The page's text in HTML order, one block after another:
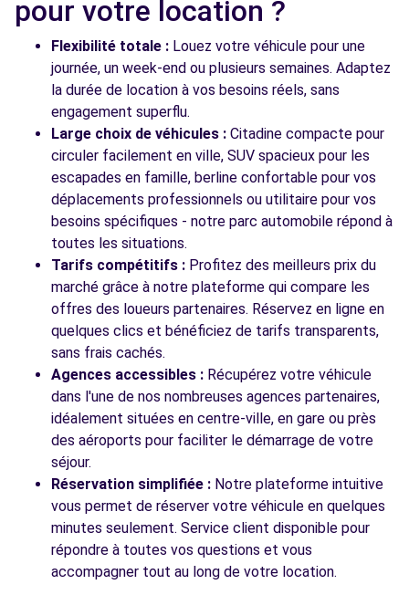
GASNY (C)
km
ROUTE DE FOURGES
GASNY, 27620
Voir l'agence
pour votre location ?
Flexibilité totale : Louez votre véhicule pour une
journée, un week-end ou plusieurs semaines. Adaptez
la durée de location à vos besoins réels, sans
engagement superflu.
Large choix de véhicules : Citadine compacte pour
circuler facilement en ville, SUV spacieux pour les
escapades en famille, berline confortable pour vos
déplacements professionnels ou utilitaire pour vos
besoins spécifiques - notre parc automobile répond à
toutes les situations.
Tarifs compétitifs : Profitez des meilleurs prix du
marché grâce à notre plateforme qui compare les
offres des loueurs partenaires. Réservez en ligne en
quelques clics et bénéficiez de tarifs transparents,
sans frais cachés.
Agences accessibles : Récupérez votre véhicule
dans l'une de nos nombreuses agences partenaires,
idéalement situées en centre-ville, en gare ou près
des aéroports pour faciliter le démarrage de votre
séjour.
Réservation simplifiée : Notre plateforme intuitive
vous permet de réserver votre véhicule en quelques
minutes seulement. Service client disponible pour
répondre à toutes vos questions et vous
accompagner tout au long de votre location.